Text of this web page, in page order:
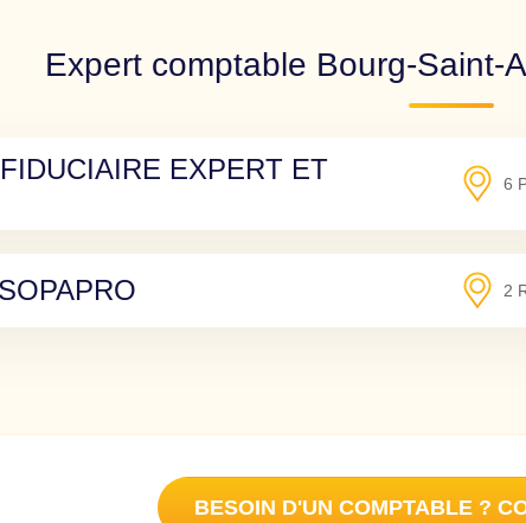
Expert comptable Bourg-Saint-
EXPERT ET
6
2
BESOIN D'UN COMPTABLE ?